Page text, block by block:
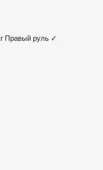
Правый руль ✓